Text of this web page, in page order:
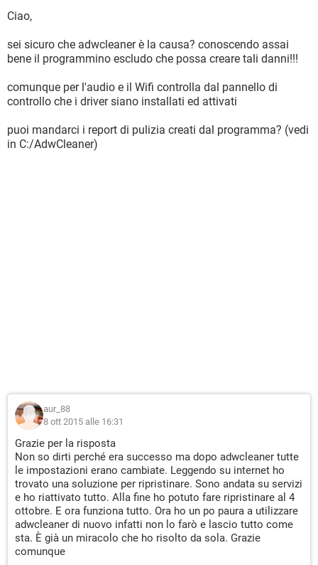
Ciao,
sei sicuro che adwcleaner è la causa? conoscendo assai
bene il programmino escludo che possa creare tali danni!!!
comunque per l'audio e il Wifi controlla dal pannello di
controllo che i driver siano installati ed attivati
puoi mandarci i report di pulizia creati dal programma? (vedi
in C:/AdwCleaner)
aur_88
8 ott 2015 alle 16:31
Grazie per la risposta
Non so dirti perché era successo ma dopo adwcleaner tutte
le impostazioni erano cambiate. Leggendo su internet ho
trovato una soluzione per ripristinare. Sono andata su servizi
e ho riattivato tutto. Alla fine ho potuto fare ripristinare al 4
ottobre. E ora funziona tutto. Ora ho un po paura a utilizzare
adwcleaner di nuovo infatti non lo farò e lascio tutto come
sta. È già un miracolo che ho risolto da sola. Grazie
comunque